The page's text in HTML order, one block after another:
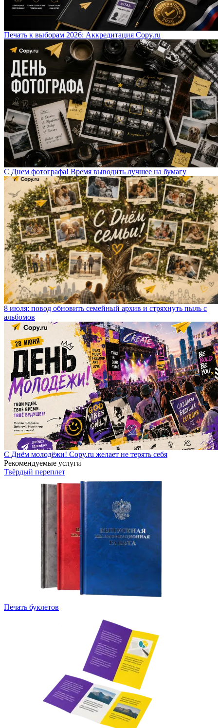
Печать к выборам 2026: Аккредитация Copy.ru
С Днем фотографа! Время выводить лучшее на бумагу
8 июля: повод обновить семейный архив и стряхнуть пыль с
альбомов
С Днём молодёжи! Copy.ru желает не терять себя
Рекомендуемые услуги
Твёрдый переплет
Печать буклетов